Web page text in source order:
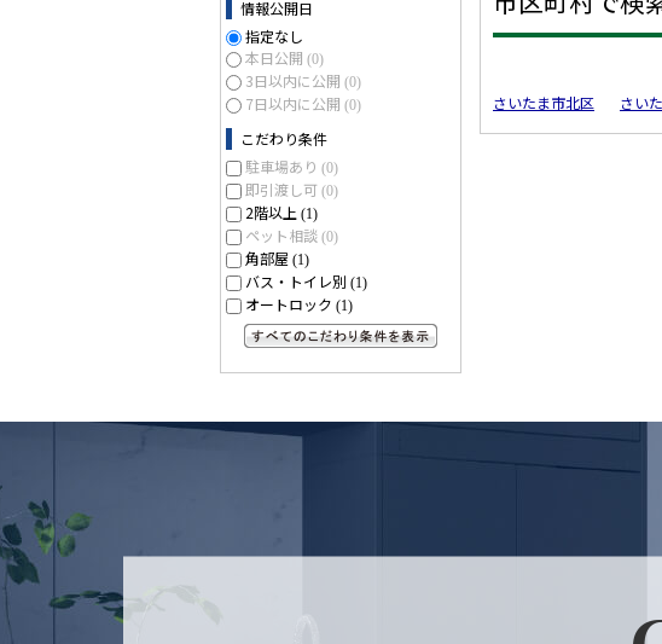
情報公開日
指定なし
本日公開 (0)
3日以内に公開 (0)
7日以内に公開 (0)
こだわり条件
駐車場あり (0)
即引渡し可 (0)
2階以上 (1)
ペット相談 (0)
角部屋 (1)
バス・トイレ別 (1)
オートロック (1)
さいたま市北区 さい